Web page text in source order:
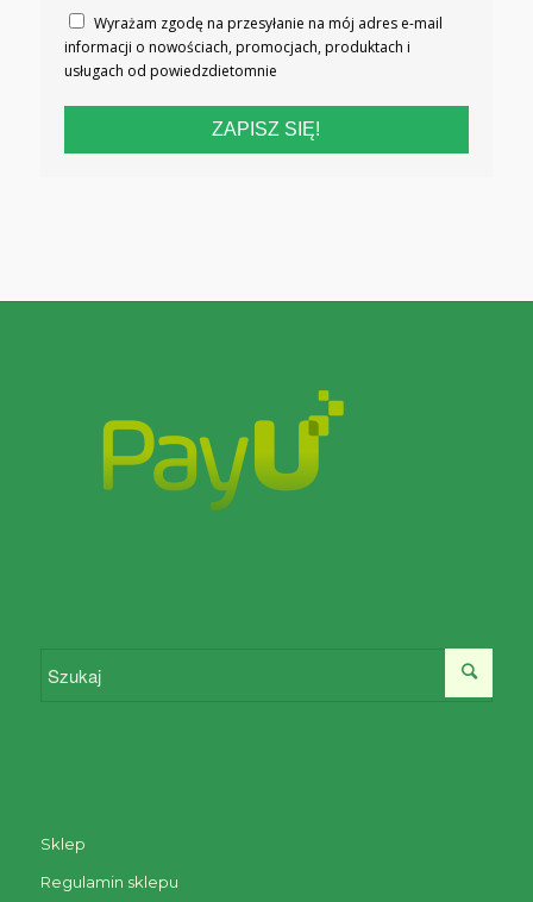
Wyrażam zgodę na przesyłanie na mój adres e-mail
informacji o nowościach, promocjach, produktach i
usługach od powiedzdietomnie
ZAPISZ SIĘ!
Sklep
Regulamin sklepu